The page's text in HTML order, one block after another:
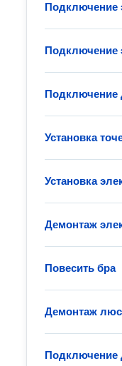
Подключение
Подключение
Подключение
Установка
Установка
Демонтаж
Повесить бра
Демонтаж
Подключение